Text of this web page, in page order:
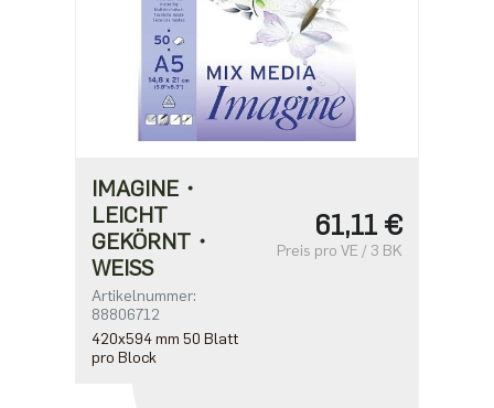
IMAGINE・
LEICHT
GEKÖRNT・
WEISS
Artikelnummer:
88806712
420x594 mm 50 Blatt
pro Block
61,11 €
Preis pro VE / 3 BK